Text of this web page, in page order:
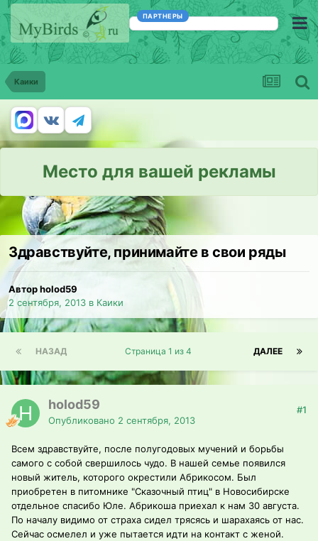
ПАРТНЕРЫ
Каики
Место для вашей рекламы
Здравствуйте, принимайте в свои ряды
Автор holod59
2 сентября, 2013 в Каики
НАЗАД ДАЛЕЕ
Страница 1 из 4
holod59
Опубликовано 2 сентября, 2013
#1
Всем здравствуйте, после полугодовых мучений и борьбы
самого с собой свершилось чудо. В нашей семье появился
новый житель, которого окрестили Абрикосом. Был
приобретен в питомнике "Сказочный птиц" в Новосибирске
отдельное спасибо Юле. Абрикоша приехал к нам 30 августа.
По началу видимо от страха сидел трясясь и шарахаясь от нас.
Сейчас осмелел и уже пытается идти на контакт с женой.